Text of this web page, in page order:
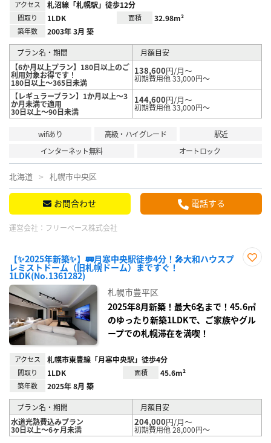
アクセス 札沼線「札幌駅」徒歩12分
間取り 1LDK 面積 32.98m²
築年数 2003年 3月 築
プラン名・期間
月額目安
【6か月以上プラン】180日以上のご
利用対象お得です！
180日以上～365日未満
138,600円/月～
初期費用他 33,000円～
【レギュラープラン】1か月以上～3
か月未満で適用
30日以上～90日未満
144,600円/月～
初期費用他 33,000円～
wifiあり 高級・ハイグレード
駅近
インターネット無料
オートロック
北海道 札幌市中央区
お問合わせ 電話する
運営会社： フリーベース株式会社
【✨2025年新築✨】🚃月寒中央駅徒歩4分！🎤大和ハウスプ
レミストドーム（旧札幌ドーム）まですぐ！
1LDK(No.1361282)
札幌市豊平区
2025年8月新築！最大6名まで！45.6㎡
のゆったり新築1LDKで、ご家族やグル
ープでの札幌滞在を満喫！
アクセス 札幌市東豊線「月寒中央駅」徒歩4分
間取り 1LDK 面積 45.6m²
築年数 2025年 8月 築
プラン名・期間
月額目安
水道光熱費込みプラン
30日以上～6ヶ月未満
204,000円/月～
初期費用他 28,000円～